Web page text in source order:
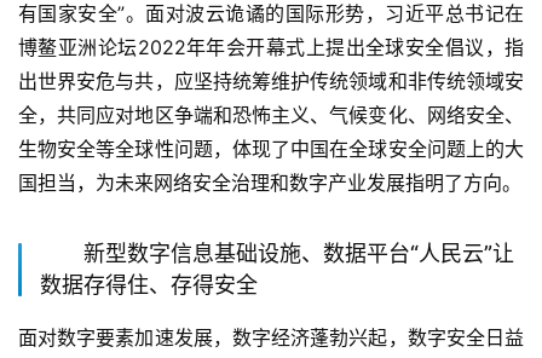
有国家安全”。面对波云诡谲的国际形势，习近平总书记在
博鳌亚洲论坛2022年年会开幕式上提出全球安全倡议，指
出世界安危与共，应坚持统筹维护传统领域和非传统领域安
全，共同应对地区争端和恐怖主义、气候变化、网络安全、
生物安全等全球性问题，体现了中国在全球安全问题上的大
国担当，为未来网络安全治理和数字产业发展指明了方向。
新型数字信息基础设施、数据平台“人民云”让
数据存得住、存得安全
面对数字要素加速发展，数字经济蓬勃兴起，数字安全日益